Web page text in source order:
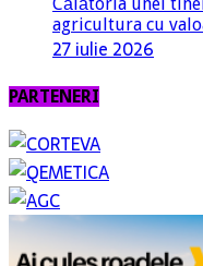
agricultura cu
27 iulie 2026
PARTENERI